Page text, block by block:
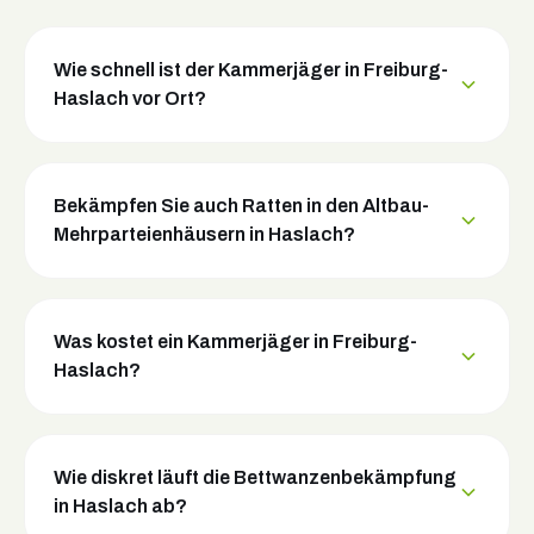
Wie schnell ist der Kammerjäger in Freiburg-
Haslach vor Ort?
Bekämpfen Sie auch Ratten in den Altbau-
Mehrparteienhäusern in Haslach?
Was kostet ein Kammerjäger in Freiburg-
Haslach?
Wie diskret läuft die Bettwanzenbekämpfung
in Haslach ab?